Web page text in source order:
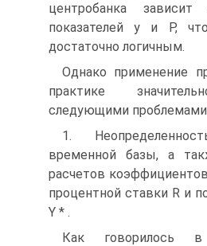
центробанка
показателей y и P,
достаточно логичным.
Однако применение
практике
следующими
1.
временной базы, а
расчетов
процентной ставки R и
Y * .
Как говорилось